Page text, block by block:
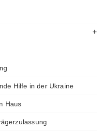
Hilfe in der Ukraine
Haus